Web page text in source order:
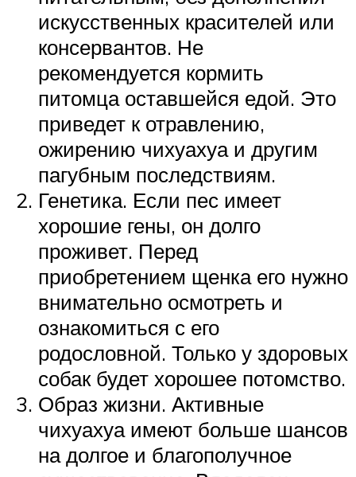
искусственных красителей или
консервантов. Не
рекомендуется кормить
питомца оставшейся едой. Это
приведет к отравлению,
ожирению чихуахуа и другим
пагубным последствиям.
Генетика. Если пес имеет
хорошие гены, он долго
проживет. Перед
приобретением щенка его нужно
внимательно осмотреть и
ознакомиться с его
родословной. Только у здоровых
собак будет хорошее потомство.
Образ жизни. Активные
чихуахуа имеют больше шансов
на долгое и благополучное